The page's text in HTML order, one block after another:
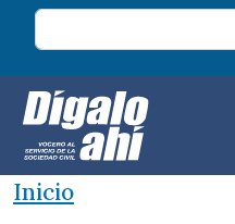
Pasar al contenido principal
Inicio